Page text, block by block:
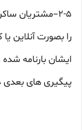
۲-۵–مشتریان
را بصورت آنلاین
ایشان بارنامه
پیگیری های بعدی